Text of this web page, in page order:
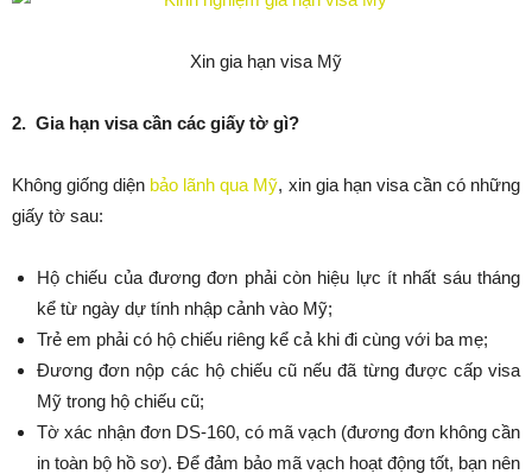
Xin gia hạn visa Mỹ
2. Gia hạn visa cần các giấy tờ gì?
Không giống diện bảo lãnh qua Mỹ, xin gia hạn visa cần có những
giấy tờ sau:
Hộ chiếu của đương đơn phải còn hiệu lực ít nhất sáu tháng
kể từ ngày dự tính nhập cảnh vào Mỹ;
Trẻ em phải có hộ chiếu riêng kể cả khi đi cùng với ba mẹ;
Đương đơn nộp các hộ chiếu cũ nếu đã từng được cấp visa
Mỹ trong hộ chiếu cũ;
Tờ xác nhận đơn DS-160, có mã vạch (đương đơn không cần
in toàn bộ hồ sơ). Để đảm bảo mã vạch hoạt động tốt, bạn nên